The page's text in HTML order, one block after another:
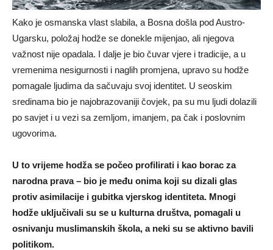
Kako je osmanska vlast slabila, a Bosna došla pod Austro-
Ugarsku, položaj hodže se donekle mijenjao, ali njegova
važnost nije opadala. I dalje je bio čuvar vjere i tradicije, a u
vremenima nesigurnosti i naglih promjena, upravo su hodže
pomagale ljudima da sačuvaju svoj identitet. U seoskim
sredinama bio je najobrazovaniji čovjek, pa su mu ljudi dolazili
po savjet i u vezi sa zemljom, imanjem, pa čak i poslovnim
ugovorima.
U to vrijeme hodža se počeo profilirati i kao borac za
narodna prava – bio je među onima koji su dizali glas
protiv asimilacije i gubitka vjerskog identiteta. Mnogi
hodže uključivali su se u kulturna društva, pomagali u
osnivanju muslimanskih škola, a neki su se aktivno bavili
politikom.